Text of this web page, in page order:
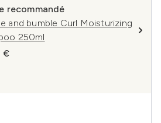
recommandé
and bumble Curl Moisturizing
250ml
€